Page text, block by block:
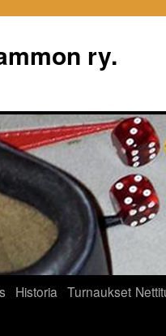
ry.
Historia Turnaukset